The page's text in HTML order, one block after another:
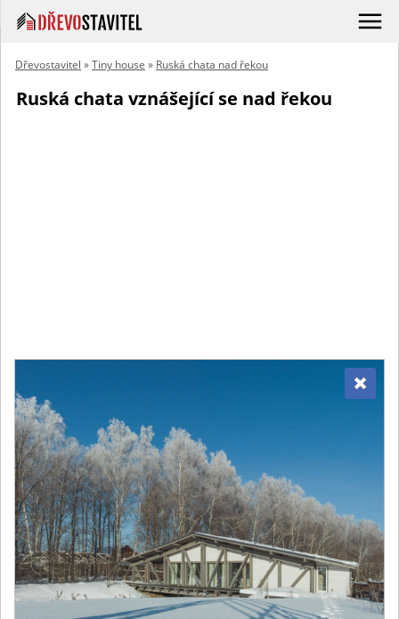
Dřevostavitel »Tiny house » Ruská chata nad řekou
Ruská chata vznášející se nad řekou